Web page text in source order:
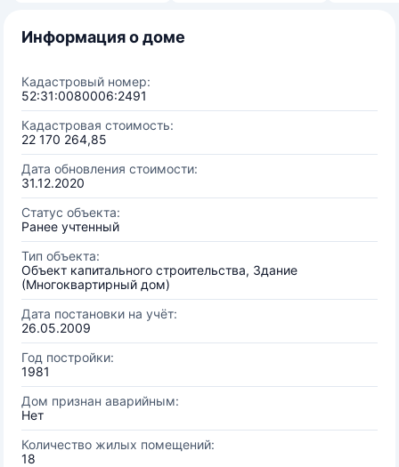
Информация о доме
Кадастровый номер:
52:31:0080006:2491
Кадастровая стоимость:
22 170 264,85
Дата обновления стоимости:
31.12.2020
Статус объекта:
Ранее учтенный
Тип объекта:
Объект капитального строительства, Здание
(Многоквартирный дом)
Дата постановки на учёт:
26.05.2009
Год постройки:
1981
Дом признан аварийным:
Нет
Количество жилых помещений:
18